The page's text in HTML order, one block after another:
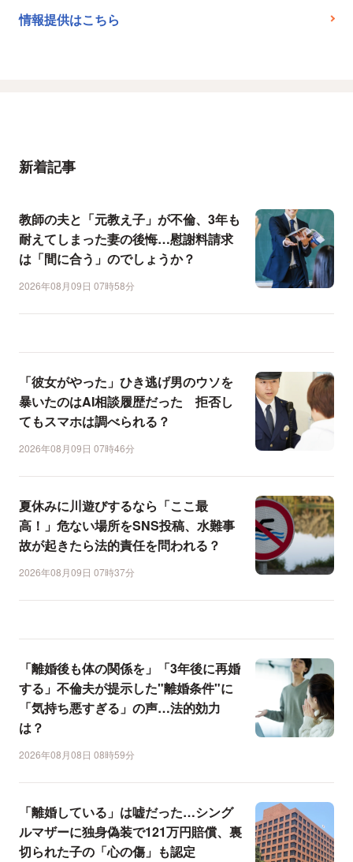
情報提供はこちら
新着記事
教師の夫と「元教え子」が不倫、3年も
耐えてしまった妻の後悔…慰謝料請求
は「間に合う」のでしょうか？
2026年08月09日 07時58分
「彼女がやった」ひき逃げ男のウソを
暴いたのはAI相談履歴だった 拒否し
てもスマホは調べられる？
2026年08月09日 07時46分
夏休みに川遊びするなら「ここ最
高！」危ない場所をSNS投稿、水難事
故が起きたら法的責任を問われる？
2026年08月09日 07時37分
「離婚後も体の関係を」「3年後に再婚
する」不倫夫が提示した"離婚条件"に
「気持ち悪すぎる」の声…法的効力
は？
2026年08月08日 08時59分
「離婚している」は嘘だった…シング
ルマザーに独身偽装で121万円賠償、裏
切られた子の「心の傷」も認定